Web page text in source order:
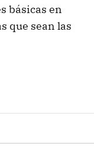
básicas en
que sean las